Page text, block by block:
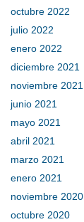
octubre 2022
julio 2022
enero 2022
diciembre 2021
noviembre 2021
junio 2021
mayo 2021
abril 2021
marzo 2021
enero 2021
noviembre 2020
octubre 2020